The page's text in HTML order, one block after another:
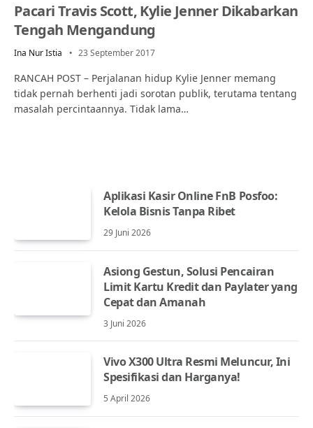
Pacari Travis Scott, Kylie Jenner Dikabarkan
Tengah Mengandung
Ina Nur Istia 23 September 2017
RANCAH POST – Perjalanan hidup Kylie Jenner memang
tidak pernah berhenti jadi sorotan publik, terutama tentang
masalah percintaannya. Tidak lama…
Aplikasi Kasir Online FnB Posfoo:
Kelola Bisnis Tanpa Ribet
29 Juni 2026
Asiong Gestun, Solusi Pencairan
Limit Kartu Kredit dan Paylater yang
Cepat dan Amanah
3 Juni 2026
Vivo X300 Ultra Resmi Meluncur, Ini
Spesifikasi dan Harganya!
5 April 2026